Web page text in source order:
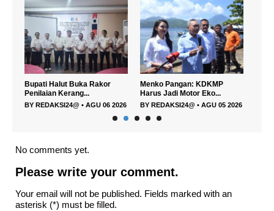
Bupati Halut Buka Rakor
Penilaian Kerang...
BY REDAKSI24@ • AGU 06 2026
Menko Pangan: KDKMP
Harus Jadi Motor Eko...
BY REDAKSI24@ • AGU 05 2026
No comments yet.
Please write your comment.
Your email will not be published. Fields marked with an
asterisk (*) must be filled.